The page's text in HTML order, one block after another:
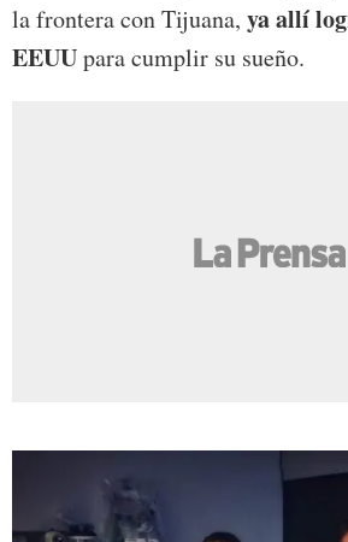
la frontera con Tijuana, ya allí
EEUUpara cumplir su sueño.